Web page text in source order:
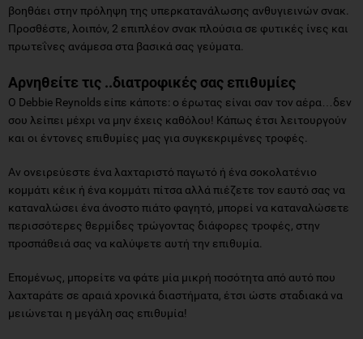
βοηθάει στην πρόληψη της υπερκατανάλωσης ανθυγιεινών σνακ.
Προσθέστε, λοιπόν, 2 επιπλέον σνακ πλούσια σε φυτικές ίνες και
πρωτεΐνες ανάμεσα στα βασικά σας γεύματα.
Αρνηθείτε τις ..διατροφικές σας επιθυμίες
Ο Debbie Reynolds είπε κάποτε: ο έρωτας είναι σαν τον αέρα…δεν
σου λείπει μέχρι να μην έχεις καθόλου! Κάπως έτσι λειτουργούν
και οι έντονες επιθυμίες μας για συγκεκριμένες τροφές.
Αν ονειρεύεστε ένα λαχταριστό παγωτό ή ένα σοκολατένιο
κομμάτι κέικ ή ένα κομμάτι πίτσα αλλά πιέζετε τον εαυτό σας να
καταναλώσει ένα άνοστο πιάτο φαγητό, μπορεί να καταναλώσετε
περισσότερες θερμίδες τρώγοντας διάφορες τροφές, στην
προσπάθειά σας να καλύψετε αυτή την επιθυμία.
Επομένως, μπορείτε να φάτε μία μικρή ποσότητα από αυτό που
λαχταράτε σε αραιά χρονικά διαστήματα, έτσι ώστε σταδιακά να
μειώνεται η μεγάλη σας επιθυμία!